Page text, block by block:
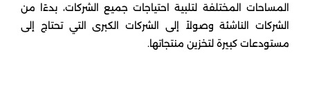
المساحات المختلفة لتلبية احتياجات جميع الشركات، بدءًا من
الشركات الناشئة وصولاً إلى الشركات الكبرى التي تحتاج إلى
مستودعات كبيرة لتخزين منتجاتها.